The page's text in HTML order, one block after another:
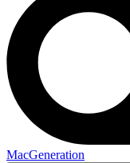
MacGeneration